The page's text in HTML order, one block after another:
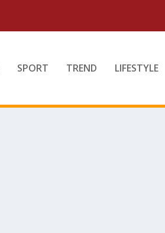
SPORT TREND LIFESTYLE